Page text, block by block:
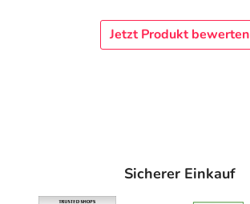
Jetzt Produkt bewerten
Sicherer Einkauf